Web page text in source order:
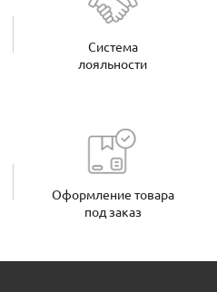
Система
лояльности
Оформление товара
под заказ